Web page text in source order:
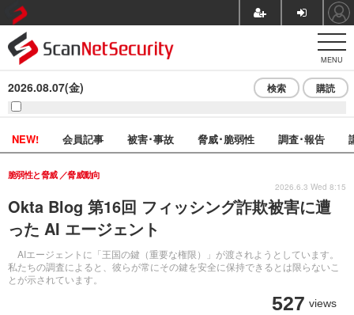
MENU
2026.08.07(金) 検索 購読
NEW! 会員記事 被害･事故 脅威･脆弱性 調査･報告
Okta Blog 第16回 フィッシング詐欺被害に遭
った AI エージェント
AIエージェントに「王国の鍵（重要な権限）」が渡されようとしています。
私たちの調査によると、彼らが常にその鍵を安全に保持できるとは限らないこ
とが示されています。
脆弱性と脅威 脅威動向
527 views
2026.6.3 Wed 8:15